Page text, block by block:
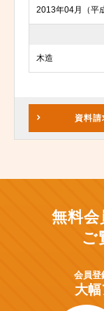
2013年04月（平
木造
資料請
無料会
ご
会員登
大幅